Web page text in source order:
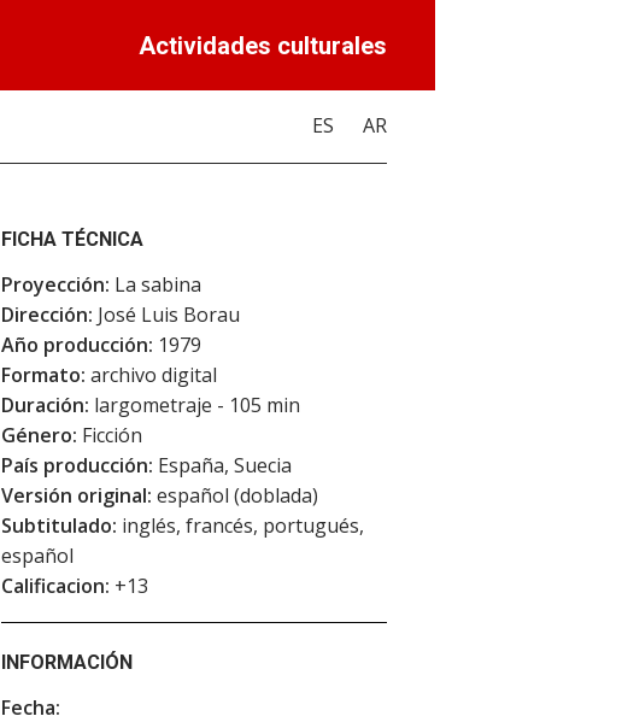
Actividades culturales
ES AR
FICHA TÉCNICA
Proyección: La sabina
Dirección: José Luis Borau
Año producción: 1979
Formato: archivo digital
Duración: largometraje - 105 min
Género: Ficción
País producción: España, Suecia
Versión original: español (doblada)
Subtitulado: inglés, francés, portugués,
español
Calificacion: +13
INFORMACIÓN
Fecha: